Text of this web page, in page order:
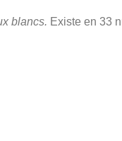
blancs. Existe en 33